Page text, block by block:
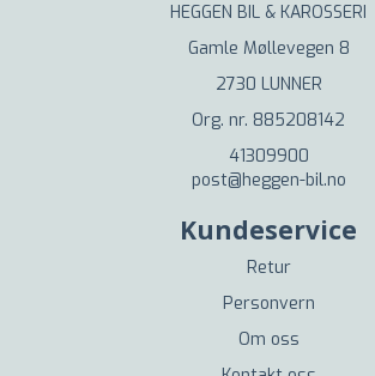
HEGGEN BIL & KAROSSERI
Gamle Møllevegen 8
2730 LUNNER
Org. nr. 885208142
41309900
post@heggen-bil.no
Kundeservice
Retur
Personvern
Om oss